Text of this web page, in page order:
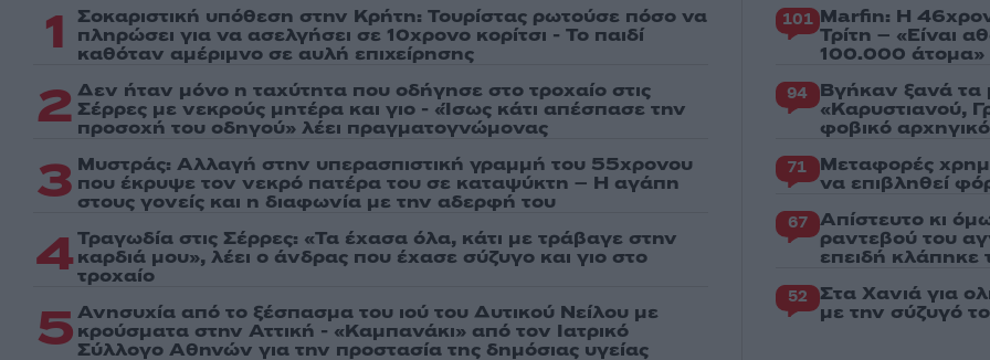
1 Σοκαριστική υπόθεση στην Κρήτη: Τουρίστας ρωτούσε πόσο να
πληρώσει για να ασελγήσει σε 10χρονο κορίτσι - Το παιδί
καθόταν αμέριμνο σε αυλή επιχείρησης
2 Δεν ήταν μόνο η ταχύτητα που οδήγησε στο τροχαίο στις
Σέρρες με νεκρούς μητέρα και γιο - «Ίσως κάτι απέσπασε την
προσοχή του οδηγού» λέει πραγματογνώμονας
3 Μυστράς: Αλλαγή στην υπερασπιστική γραμμή του 55χρονου
που έκρυψε τον νεκρό πατέρα του σε καταψύκτη – Η αγάπη
στους γονείς και η διαφωνία με την αδερφή του
4Τραγωδία στις Σέρρες: «Τα έχασα όλα, κάτι με τράβαγε στην
καρδιά μου», λέει ο άνδρας που έχασε σύζυγο και γιο στο
τροχαίο
5Ανησυχία από το ξέσπασμα του ιού του Δυτικού Νείλου με
κρούσματα στην Αττική - «Καμπανάκι» από τον Ιατρικό
Σύλλογο Αθηνών για την προστασία της δημόσιας υγείας
101 Marfin: Η
Τρίτη – «Είναι
100.000 άτομα»
94 Βγήκαν ξανά τα
«Καρυστιανού,
φοβικό
71 Μεταφορές
να επιβληθεί
67 Απίστευτο κι
ραντεβού του
επειδή κλάπηκε
52 Στα Χανιά για
με την σύζυγό